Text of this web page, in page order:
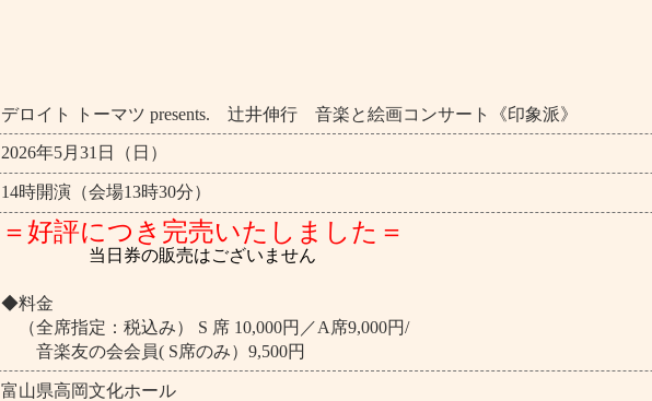
デロイト トーマツ presents. 辻井伸行 音楽と絵画コンサート《印象派》
2026年5月31日（日）
14時開演（会場13時30分）
＝好評につき完売いたしました＝
当日券の販売はございません
◆料金
（全席指定：税込み） S 席 10,000円／A席9,000円/
音楽友の会会員( S席のみ）9,500円
富山県高岡文化ホール